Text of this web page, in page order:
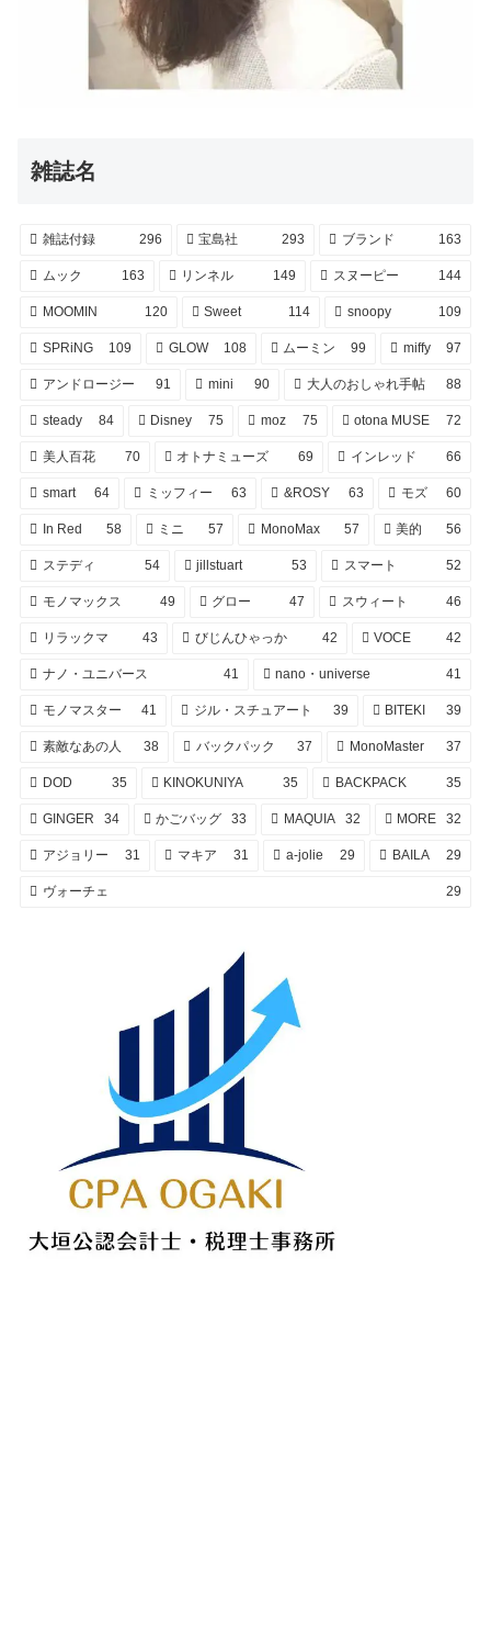
雑誌名
雑誌付録 296 宝島社 293 ブランド 163
ムック 163 リンネル 149 スヌーピー 144
MOOMIN 120 Sweet 114 snoopy 109
SPRiNG 109 GLOW 108 ムーミン 99 miffy 97
アンドロージー 91 mini 90 大人のおしゃれ手帖 88
steady 84 Disney 75 moz 75 otona MUSE 72
美人百花 70 オトナミューズ 69 インレッド 66
smart 64 ミッフィー 63 &ROSY 63 モズ 60
In Red 58 ミニ 57 MonoMax 57 美的 56
ステディ 54 jillstuart 53 スマート 52
モノマックス 49 グロー 47 スウィート 46
リラックマ 43 びじんひゃっか 42 VOCE 42
ナノ・ユニバース 41 nano・universe 41
モノマスター 41 ジル・スチュアート 39 BITEKI 39
素敵なあの人 38 バックパック 37 MonoMaster 37
DOD 35 KINOKUNIYA 35 BACKPACK 35
GINGER 34 かごバッグ 33 MAQUIA 32 MORE 32
アジョリー 31 マキア 31 a-jolie 29 BAILA 29
ヴォーチェ 29